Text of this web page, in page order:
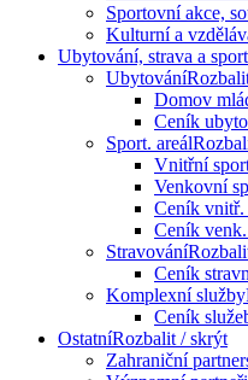
Sportovní akce,
Kulturní a
Ubytování, strava a
Ubytování
Domov
Ceník
Sport. areál
Vnitřní
Venkovní
Ceník vnitř.
Ceník
Stravování
Ceník
Komplexní služby
Ceník
OstatníRozbalit / skrýt
Zahraniční